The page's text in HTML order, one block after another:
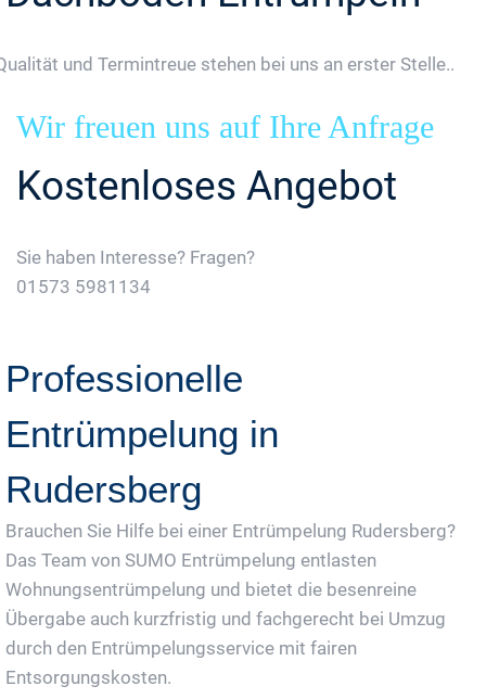
und Termintreue stehen bei uns an erster Stelle..
Wir freuen uns auf Ihre Anfrage
Kostenloses Angebot
Sie haben Interesse? Fragen?
01573 5981134
Professionelle
Entrümpelung in
Rudersberg
Brauchen Sie Hilfe bei einer Entrümpelung Rudersberg?
Das Team von SUMO Entrümpelung entlasten
Wohnungsentrümpelung und bietet die besenreine
Übergabe auch kurzfristig und fachgerecht bei Umzug
durch den Entrümpelungsservice mit fairen
Entsorgungskosten.